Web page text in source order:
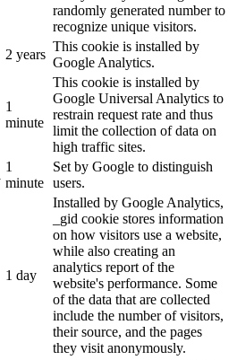
randomly generated number to
recognize unique visitors.
2 years
This cookie is installed by
Google Analytics.
1
minute
This cookie is installed by
Google Universal Analytics to
restrain request rate and thus
limit the collection of data on
high traffic sites.
1
minute
Set by Google to distinguish
users.
1 day
Installed by Google Analytics,
_gid cookie stores information
on how visitors use a website,
while also creating an
analytics report of the
website's performance. Some
of the data that are collected
include the number of visitors,
their source, and the pages
they visit anonymously.